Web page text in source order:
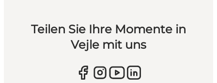
Teilen Sie Ihre Momente in
Vejle mit uns